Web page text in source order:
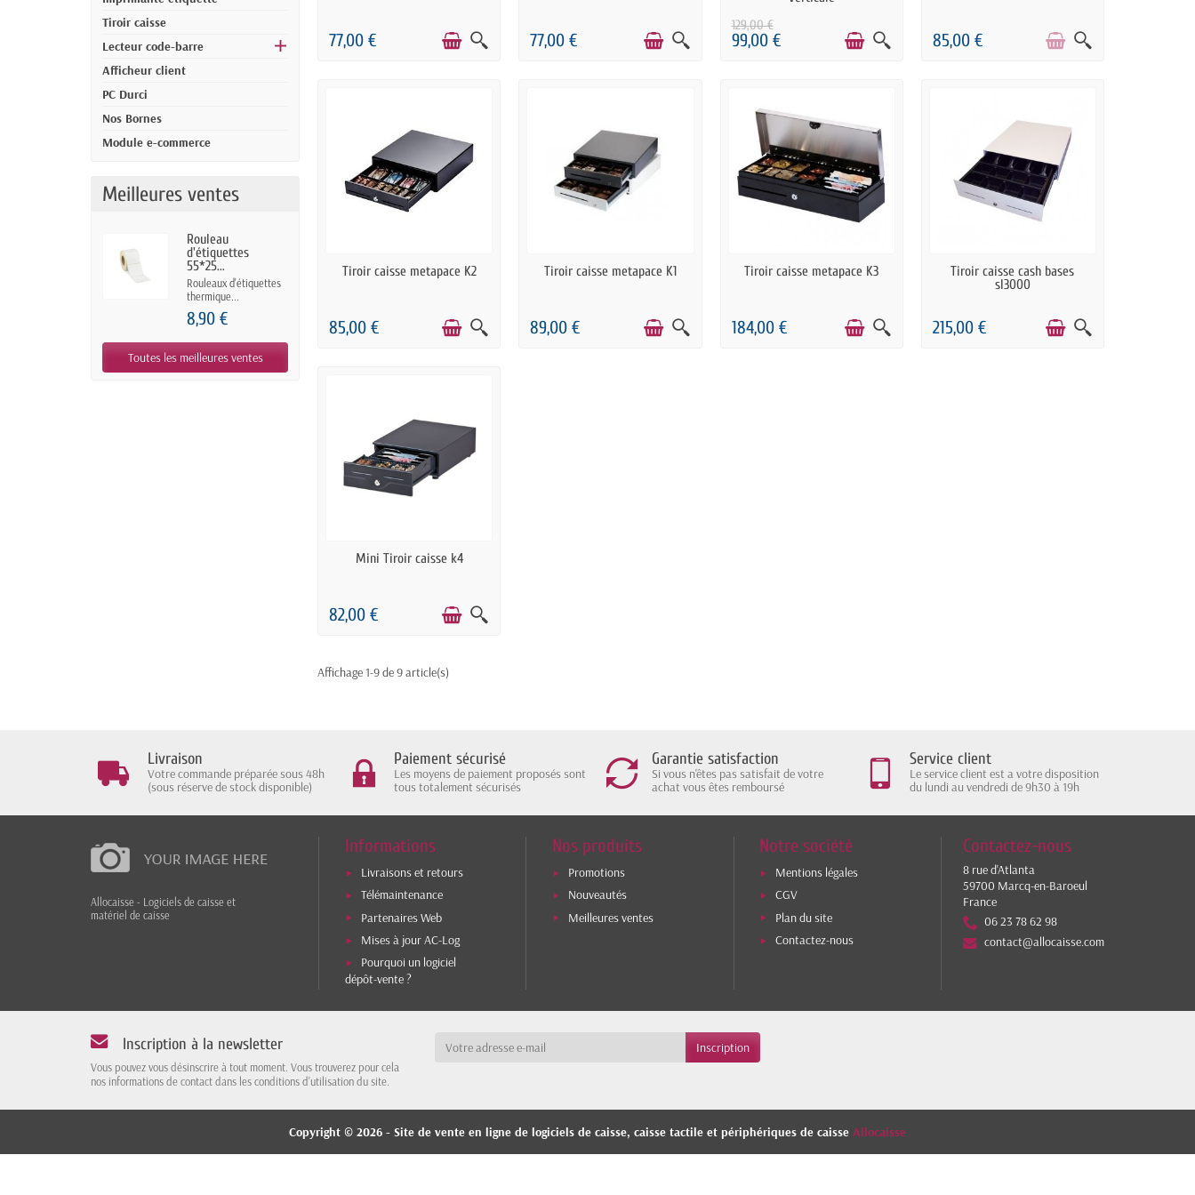
Tiroir caisse
Lecteur code-barre
Afficheur client
PC Durci
Nos Bornes
Module e-commerce
Meilleures ventes
Rouleau
d'étiquettes
55*25...
Rouleaux d'étiquettes
thermique...
8,90 €
Toutes les meilleures ventes
77,00 € 77,00 €
129,00 €
99,00 € 85,00 €
EN STOCK
Tiroir caisse metapace K2
85,00 €
EN STOCK
Tiroir caisse metapace K1
89,00 €
EN STOCK
Tiroir caisse metapace K3
184,00 €
PRÉCOMMANDE
Tiroir caisse cash bases
sl3000
215,00 €
EN STOCK
Mini Tiroir caisse k4
82,00 €
Affichage 1-9 de 9 article(s)
Livraison
Votre commande préparée sous 48h
(sous réserve de stock disponible)
Paiement sécurisé
Les moyens de paiement proposés sont
tous totalement sécurisés
Garantie satisfaction
Si vous n'êtes pas satisfait de votre
achat vous êtes remboursé
Service client
Le service client est a votre disposition
du lundi au vendredi de 9h30 à 19h
Allocaisse - Logiciels de caisse et
matériel de caisse
Informations
Livraisons et retours
Télémaintenance
Partenaires Web
Mises à jour AC-Log
Pourquoi un logiciel
dépôt-vente ?
Nos produits
Promotions
Nouveautés
Meilleures ventes
Notre société
Mentions légales
CGV
Plan du site
Contactez-nous
Contactez-nous
8 rue d'Atlanta
59700 Marcq-en-Baroeul
France
06 23 78 62 98
contact@allocaisse.com
Inscription à la newsletter
Vous pouvez vous désinscrire à tout moment. Vous trouverez pour cela
nos informations de contact dans les conditions d'utilisation du site.
Copyright © 2026 - Site de vente en ligne de logiciels de caisse, caisse tactile et périphériques de caisse Allocaisse